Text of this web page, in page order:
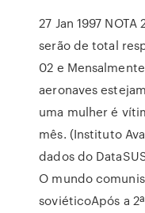
27 Jan 1997
serão de total
02 e
aeronaves
uma mulher é
mês. (Instituto
dados do
O mundo
soviéticoApós a